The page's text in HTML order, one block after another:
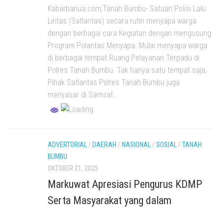
Kabarbanua.com,Tanah Bumbu- Satuan Polisi Lalu
Lintas (Satlantas) secara rutin menyapa warga
dengan berbagai cara Kegiatan dengan mengusung
Program Polantas Menyapa. Mulai menyapa warga
di berbagai tempat Ruang Pelayanan Terpadu di
Polres Tanah Bumbu. Tak hanya satu tempat saja,
Pihak Satlantas Polres Tanah Bumbu juga
menyasar di Samsat...
ADVERTORIAL / DAERAH / NASIONAL /SOSIAL /TANAH
BUMBU
OKTOBER 21, 2025
Markuwat Apresiasi Pengurus KDMP
Serta Masyarakat yang dalam